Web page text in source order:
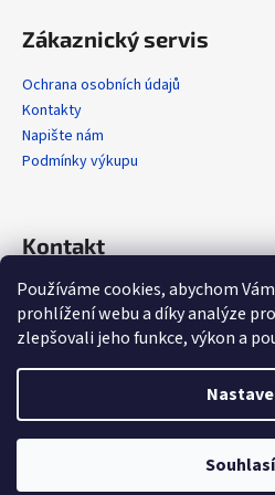
Používáme cookies, abychom
prohlížení webu a díky analýze
zlepšovali jeho funkce, výkon a
Zákaznický servis
Ochrana osobních údajů
Kontakty
Napište nám
Podmínky výkupu
Kontakt
info@alola.cz
+420 608 608 358
https://www.facebook.com/
alola.cz/
Alola.cz.